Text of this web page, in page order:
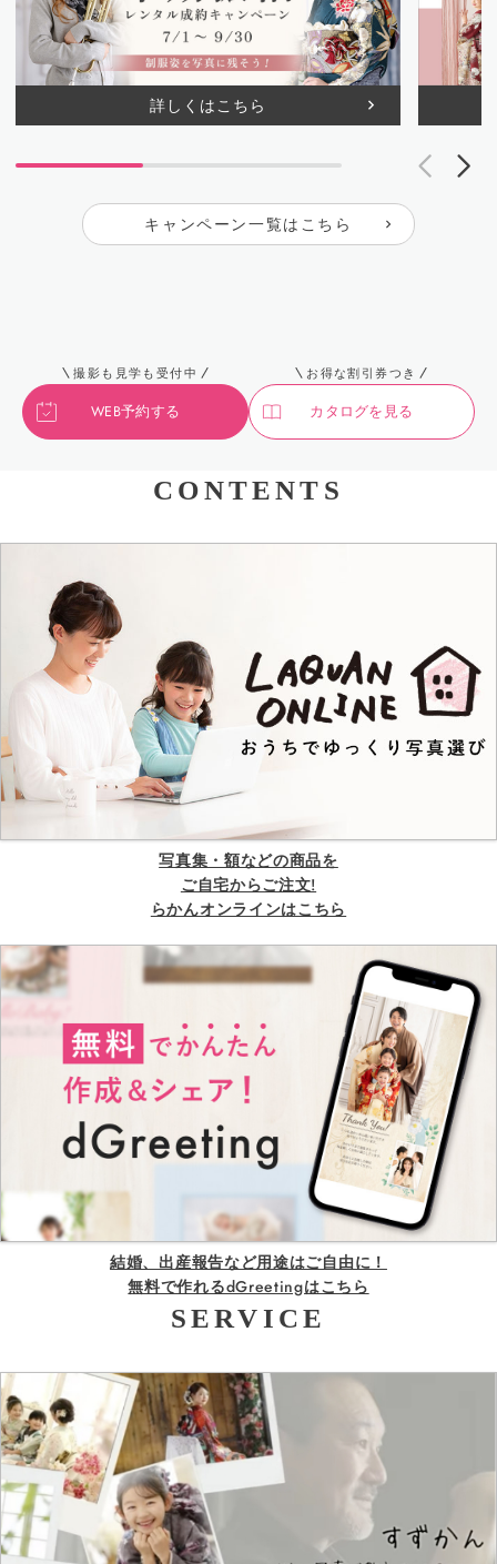
詳しくはこちら
キャンペーン一覧はこちら
撮影も見学も受付中
WEB予約する
お得な割引券つき
カタログを見る
CONTENTS
写真集・額などの商品を
ご自宅からご注文!
らかんオンラインはこちら
結婚、出産報告など用途はご自由に！
無料で作れるdGreetingはこちら
SERVICE